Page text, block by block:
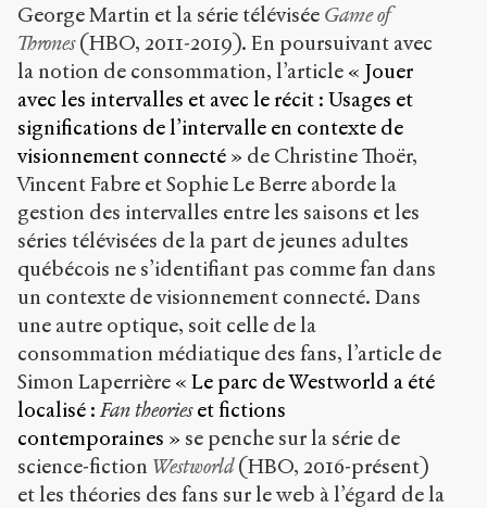
George Martin et la série télévisée Game of
Thrones(HBO, 2011-2019). En poursuivant avec
la notion de consommation, l’article « Jouer
avec les intervalles et avec le récit : Usages et
significations de l’intervalle en contexte de
visionnement connecté » de Christine Thoër,
Vincent Fabre et Sophie Le Berre aborde la
gestion des intervalles entre les saisons et les
séries télévisées de la part de jeunes adultes
québécois ne s’identifiant pas comme fan dans
un contexte de visionnement connecté. Dans
une autre optique, soit celle de la
consommation médiatique des fans, l’article de
Simon Laperrière « Le parc de Westworld a été
localisé : Fan theorieset fictions
contemporaines » se penche sur la série de
science-fiction Westworld(HBO, 2016-présent)
et les théories des fans sur le web à l’égard de la